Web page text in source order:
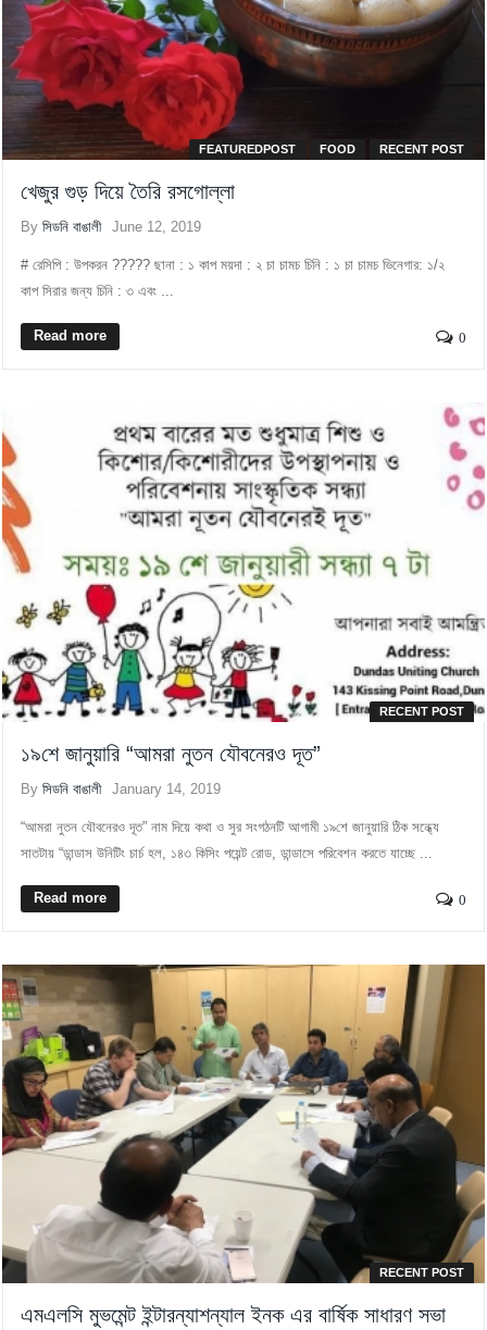
FEATUREDPOST FOOD RECENT POST
খেজুর গুড় দিয়ে তৈরি রসগোল্লা
Byসিডনি বাঙালী June 12, 2019
# রেসিপি : উপকরন ????? ছানা : ১ কাপ ময়দা : ২ চা চামচ চিনি : ১ চা চামচ ভিনেগার: ১/২
কাপ সিরার জন্য চিনি : ৩ এবং ...
Read more 0
RECENT POST
১৯শে জানুয়ারি “আমরা নুতন যৌবনেরও দূত”
Byসিডনি বাঙালী January 14, 2019
“আমরা নুতন যৌবনেরও দূত” নাম দিয়ে কথা ও সুর সংগঠনটি আগামী ১৯শে জানুয়ারি ঠিক সন্ধ্যে
সাতটায় “ডান্ডাস উনিটিং চার্চ হল, ১৪৩ কিসিং পয়েন্ট রোড, ডান্ডাসে পরিবেশন করতে যাচ্ছে ...
Read more 0
RECENT POST
এমএলসি মুভমেন্ট ইন্টারন্যাশন্যাল ইনক এর বার্ষিক সাধারণ সভা